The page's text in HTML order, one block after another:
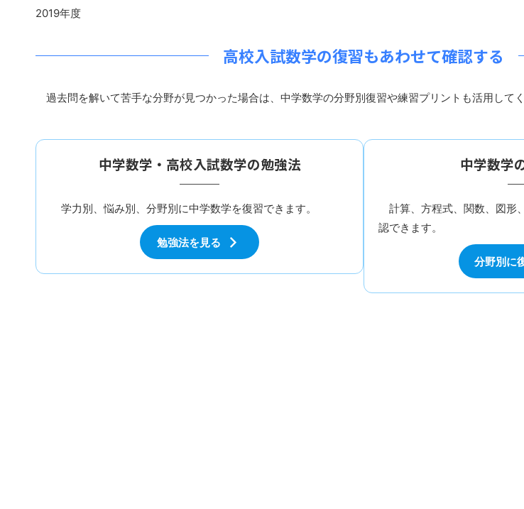
2019年度
高校入試数学の復習もあわせて確認する
過去問を解いて苦手な分野が見つかった場合は、中学数学の分野別復習や練習プリントも活用してく
中学数学・高校入試数学の勉強法
学力別、悩み別、分野別に中学数学を復習できます。
勉強法を見る
中学数学
計算、方程式、関数、図形
認できます。
分野別に